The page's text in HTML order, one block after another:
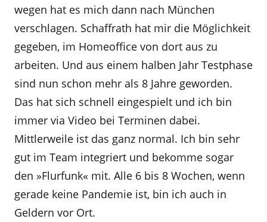
wegen hat es mich dann nach München
verschlagen. Schaffrath hat mir die Möglichkeit
gegeben, im Homeoffice von dort aus zu
arbeiten. Und aus einem halben Jahr Testphase
sind nun schon mehr als 8 Jahre geworden.
Das hat sich schnell eingespielt und ich bin
immer via Video bei Terminen dabei.
Mittlerweile ist das ganz normal. Ich bin sehr
gut im Team integriert und bekomme sogar
den »Flurfunk« mit. Alle 6 bis 8 Wochen, wenn
gerade keine Pandemie ist, bin ich auch in
Geldern vor Ort.